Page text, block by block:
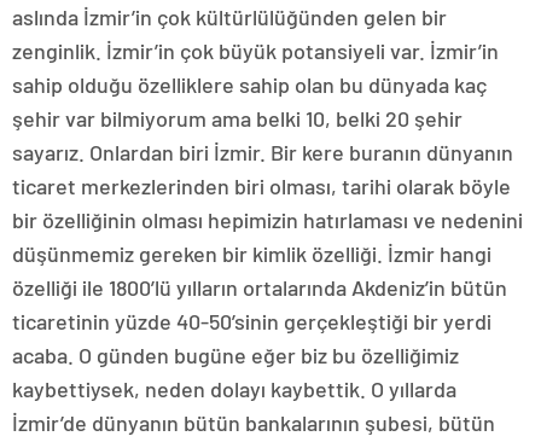
aslında İzmir’in çok kültürlülüğünden gelen bir
zenginlik. İzmir’in çok büyük potansiyeli var. İzmir’in
sahip olduğu özelliklere sahip olan bu dünyada kaç
şehir var bilmiyorum ama belki 10, belki 20 şehir
sayarız. Onlardan biri İzmir. Bir kere buranın dünyanın
ticaret merkezlerinden biri olması, tarihi olarak böyle
bir özelliğinin olması hepimizin hatırlaması ve nedenini
düşünmemiz gereken bir kimlik özelliği. İzmir hangi
özelliği ile 1800’lü yılların ortalarında Akdeniz’in bütün
ticaretinin yüzde 40-50’sinin gerçekleştiği bir yerdi
acaba. O günden bugüne eğer biz bu özelliğimiz
kaybettiysek, neden dolayı kaybettik. O yıllarda
İzmir’de dünyanın bütün bankalarının şubesi, bütün